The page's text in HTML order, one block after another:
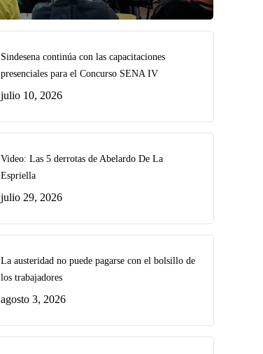
Sindesena continúa con las capacitaciones
presenciales para el Concurso SENA IV
julio 10, 2026
Video: Las 5 derrotas de Abelardo De La
Espriella
julio 29, 2026
La austeridad no puede pagarse con el bolsillo de
los trabajadores
agosto 3, 2026